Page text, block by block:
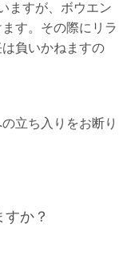
ますが、ボウエン
す。その際にリラ
負いかねますの
立ち入りをお断り
か？